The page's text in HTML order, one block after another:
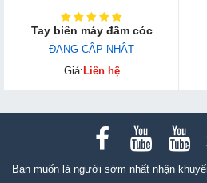
Tay biên máy đầm cóc
ĐANG CẬP NHẬT
Giá: Liên hệ
Bạn muốn là người sớm nhất nhận